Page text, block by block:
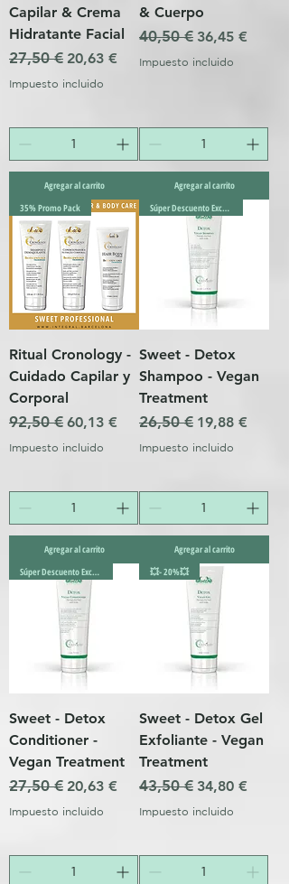
Capilar & Crema
Hidratante Facial
Precio
27,50 € Precio de oferta
20,63 €
Impuesto incluido
Agregar al carrito
& Cuerpo
Precio
40,50 € Precio de
36,45 €
Impuesto incluido
Agregar al carrito
35% Promo Pack
Ritual Cronology -
Cuidado Capilar y
Corporal
Precio
92,50 € Precio de oferta
60,13 €
Impuesto incluido
Agregar al carrito
Súper Descuento Excepcional
Sweet - Detox
Shampoo - Vegan
Treatment
Precio
26,50 € Precio de
19,88 €
Impuesto incluido
Agregar al carrito
Súper Descuento Excepcional
Sweet - Detox
Conditioner -
Vegan Treatment
Precio
27,50 € Precio de oferta
20,63 €
Impuesto incluido
💥- 20%💥
Sweet - Detox Gel
Exfoliante - Vegan
Treatment
Precio
43,50 € Precio de
34,80 €
Impuesto incluido